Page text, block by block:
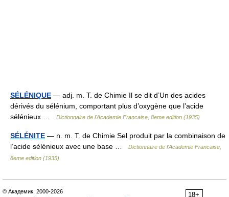
SÉLÉNIQUE — adj. m. T. de Chimie Il se dit d’Un des acides
dérivés du sélénium, comportant plus d’oxygène que l’acide
sélénieux …
Dictionnaire de l'Academie Francaise, 8eme edition (1935)
SÉLÉNITE — n. m. T. de Chimie Sel produit par la combinaison de
l’acide sélénieux avec une base …
Dictionnaire de l'Academie Francaise,
8eme edition (1935)
18+
© Академик, 2000-2026